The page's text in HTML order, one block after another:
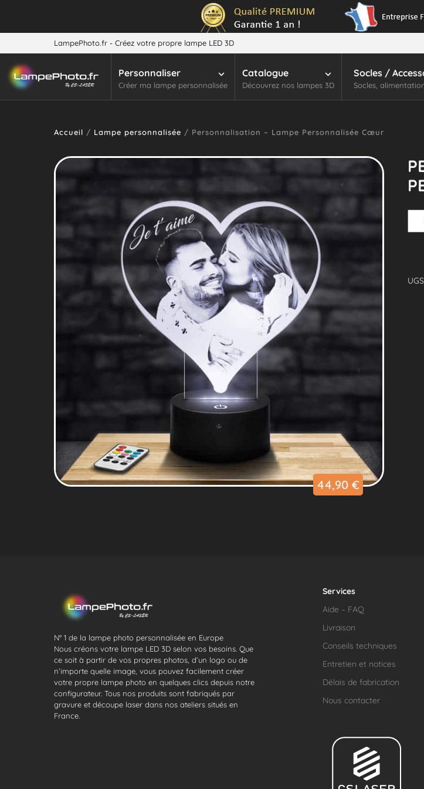
LampePhoto.fr - Créez votre propre lampe LED 3D
Personnaliser
Créer ma lampe personnalisée
Catalogue
Découvrez nos lampes 3D
Socles /
Socles,
Accueil / Lampe personnalisée / Personnalisation – Lampe Personnalisée Cœur
44,90 €
N° 1 de la lampe photo personnalisée en Europe
Nous créons votre lampe LED 3D selon vos besoins. Que
ce soit à partir de vos propres photos, d’un logo ou de
n’importe quelle image, vous pouvez facilement créer
votre propre lampe photo en quelques clics depuis notre
configurateur. Tous nos produits sont fabriqués par
gravure et découpe laser dans nos ateliers situés en
France.
Services
Aide – FAQ
Livraison
Conseils techniques
Entretien et notices
Délais de fabrication
Nous contacter